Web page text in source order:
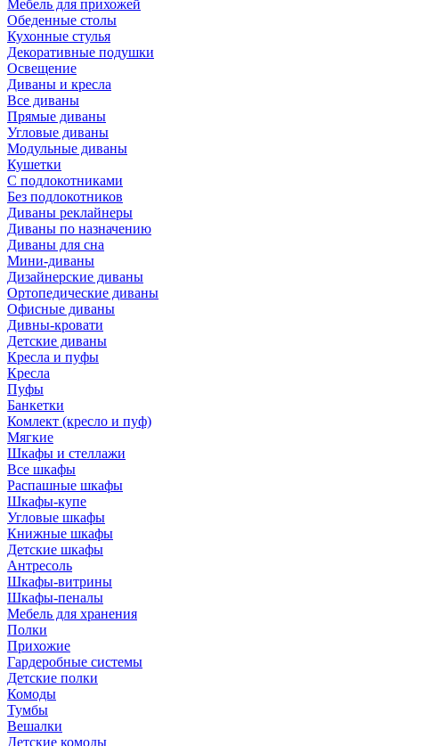
Мебель для прихожей
Обеденные столы
Кухонные стулья
Декоративные подушки
Освещение
Диваны и кресла
Все диваны
Прямые диваны
Угловые диваны
Модульные диваны
Кушетки
С подлокотниками
Без подлокотников
Диваны реклайнеры
Диваны по назначению
Диваны для сна
Мини-диваны
Дизайнерские диваны
Ортопедические диваны
Офисные диваны
Дивны-кровати
Детские диваны
Кресла и пуфы
Кресла
Пуфы
Банкетки
Комлект (кресло и пуф)
Мягкие
Шкафы и стеллажи
Все шкафы
Распашные шкафы
Шкафы-купе
Угловые шкафы
Книжные шкафы
Детские шкафы
Антресоль
Шкафы-витрины
Шкафы-пеналы
Мебель для хранения
Полки
Прихожие
Гардеробные системы
Детские полки
Комоды
Тумбы
Вешалки
Детские комоды